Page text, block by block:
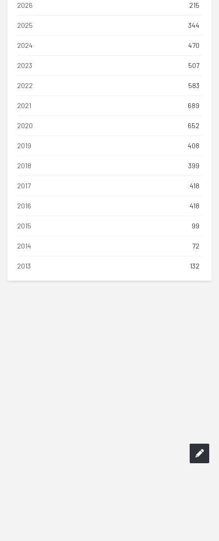
2026 215
2025 344
2024 470
2023 507
2022 583
2021 689
2020 652
2019 408
2018 399
2017 418
2016 418
2015 99
2014 72
2013 132